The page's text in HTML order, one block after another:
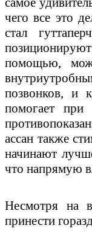
чего все это
стал
помощью,
позвонков, и
помогает
ассан также
начинают
что напрямую
Несмотря на
принести